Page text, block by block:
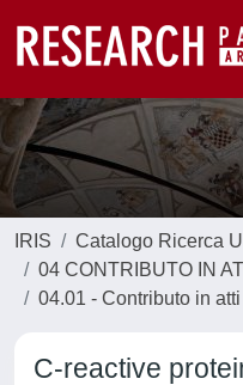
IRIS
Catalogo Ricerca
04 CONTRIBUTO IN
04.01 - Contributo in
C-reactive